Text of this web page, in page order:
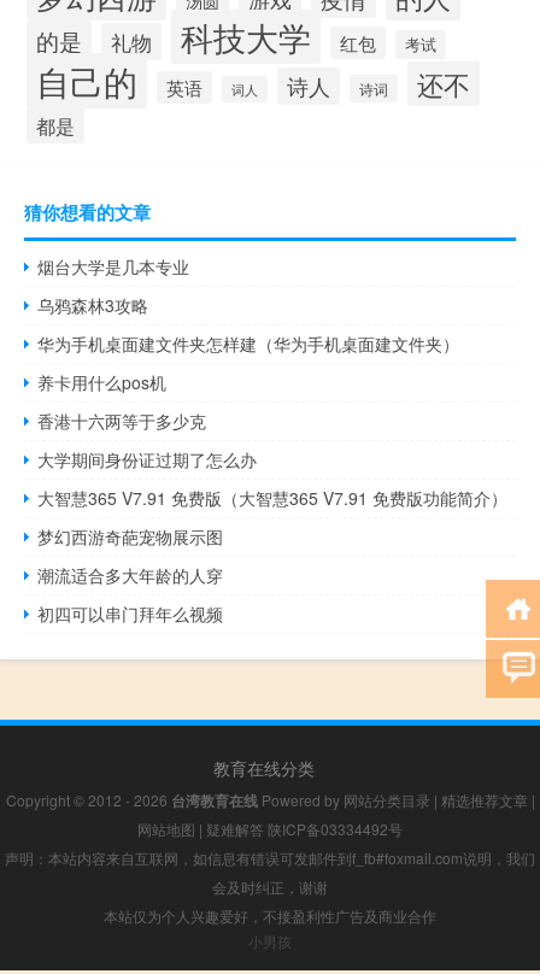
的是 礼物 科技大学 红包 考试
自己的 英语 词人 诗人 诗词 还不
都是
猜你想看的文章
烟台大学是几本专业
乌鸦森林3攻略
华为手机桌面建文件夹怎样建（华为手机桌面建文件夹）
养卡用什么pos机
香港十六两等于多少克
大学期间身份证过期了怎么办
大智慧365 V7.91 免费版（大智慧365 V7.91 免费版功能简介）
梦幻西游奇葩宠物展示图
潮流适合多大年龄的人穿
初四可以串门拜年么视频
教育在线分类
Copyright © 2012 - 2026 台湾教育在线Powered by 网站分类目录 | 精选推荐文章 |
网站地图 | 疑难解答 陕ICP备03334492号
声明：本站内容来自互联网，如信息有错误可发邮件到f_fb#foxmail.com说明，我们
会及时纠正，谢谢
本站仅为个人兴趣爱好，不接盈利性广告及商业合作
小男孩